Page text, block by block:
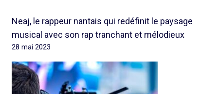
Neaj, le rappeur nantais qui redéfinit le paysage
musical avec son rap tranchant et mélodieux
28 mai 2023